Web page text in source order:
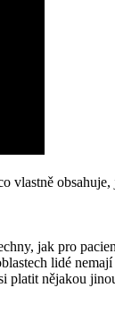
vlastně
jak pro
lidé
nějakou